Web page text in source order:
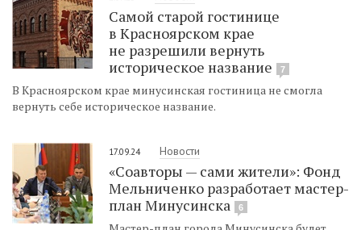
Самой старой гостинице
в Красноярском крае
не разрешили вернуть
историческое название
7
В Красноярском крае минусинская гостиница не смогла
вернуть себе историческое название.
17.09.24 Новости
«Соавторы — сами жители»: Фонд
Мельниченко разработает мастер-
план Минусинска
6